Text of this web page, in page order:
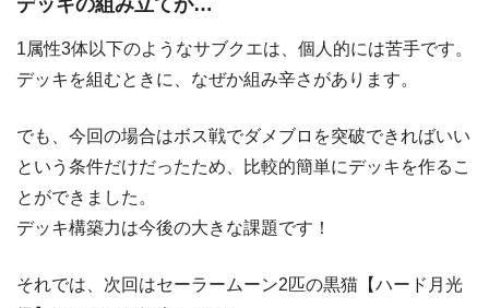
1属性3体以下のようなサブクエは、個人的には苦手です。
デッキを組むときに、なぜか組み辛さがあります。
でも、今回の場合はボス戦でダメブロを突破できればいい
という条件だけだったため、比較的簡単にデッキを作るこ
とができました。
デッキ構築力は今後の大きな課題です！
それでは、次回はセーラームーン2匹の黒猫【ハード月光